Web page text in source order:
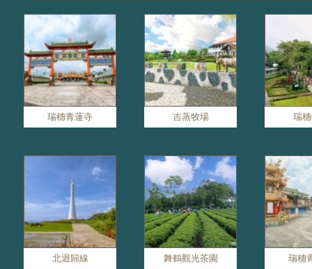
瑞穗青蓮寺 吉蒸牧場 瑞
北迴歸線 舞鶴觀光茶園 瑞穗